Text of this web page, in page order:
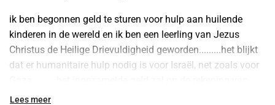
ik ben begonnen geld te sturen voor hulp aan huilende
kinderen in de wereld en ik ben een leerling van Jezus
Christus de Heilige Drievuldigheid geworden.........het blijkt
dat er humanitaire hulp nodig is voor Israël, net zoals voor
whydonate komen, humanitaire hulp voor Israël, niet voor
Lees meer